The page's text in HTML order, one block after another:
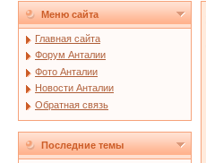
Меню сайта
Главная сайта
Форум Анталии
Фото Анталии
Новости Анталии
Обратная связь
Последние темы